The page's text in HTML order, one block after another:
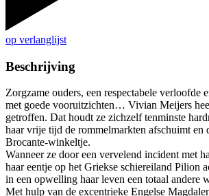
op verlanglijst
Beschrijving
Zorgzame ouders, een respectabele verloofde
met goede vooruitzichten… Vivian Meijers
getroffen. Dat houdt ze zichzelf tenminste
haar vrije tijd de rommelmarkten afschuimt en
Brocante-winkeltje.
Wanneer ze door een vervelend incident met
haar eentje op het Griekse schiereiland Pilion
in een opwelling haar leven een totaal andere
Met hulp van de excentrieke Engelse